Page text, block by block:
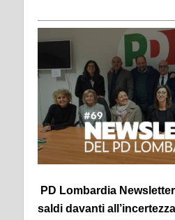
PD Lombardia
saldi davanti all’incertezza